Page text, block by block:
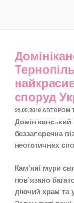
споруд
ОПУБЛІКОВАНО
22.05.2019 АВТОРОМ
беззаперечна
неоготичних
Кам’яні мури
пов’язано
діючий храм та